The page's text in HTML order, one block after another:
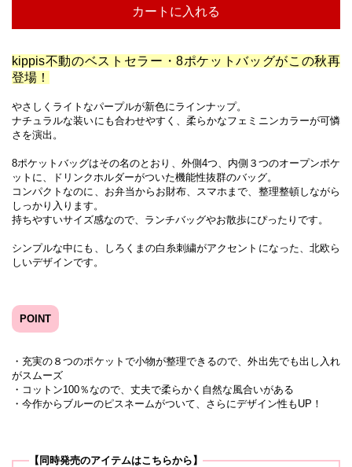
カートに入れる
kippis不動のベストセラー・8ポケットバッグがこの秋再
登場！
やさしくライトなパープルが新色にラインナップ。
ナチュラルな装いにも合わせやすく、柔らかなフェミニンカラーが可憐
さを演出。
8ポケットバッグはその名のとおり、外側4つ、内側３つのオープンポケ
ットに、ドリンクホルダーがついた機能性抜群のバッグ。
コンパクトなのに、お弁当からお財布、スマホまで、整理整頓しながら
しっかり入ります。
持ちやすいサイズ感なので、ランチバッグやお散歩にぴったりです。
シンプルな中にも、しろくまの白糸刺繍がアクセントになった、北欧ら
しいデザインです。
POINT
・充実の８つのポケットで小物が整理できるので、外出先でも出し入れ
がスムーズ
・コットン100％なので、丈夫で柔らかく自然な風合いがある
・今作からブルーのピスネームがついて、さらにデザイン性もUP！
【同時発売のアイテムはこちらから】